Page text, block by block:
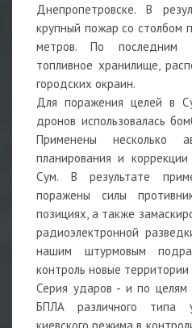
Днепропетровске. В
крупный пожар со столбом
метров. По последним
топливное хранилище,
городских окраин.
Для поражения целей в
дронов использовалась
Применены несколько
планирования и
Сум. В результате
поражены силы
позициях, а также
радиоэлектронной
нашим штурмовым
контроль новые территории
Серия ударов - и по целям
БПЛА различного типа